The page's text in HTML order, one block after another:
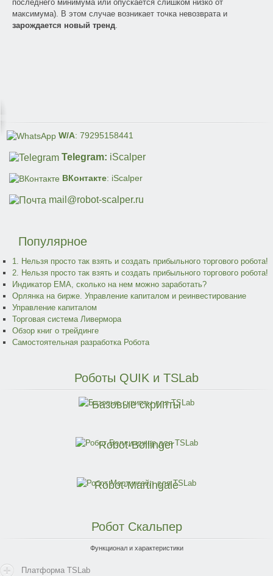
последнего минимума или опускается слишком низко от
максимума). В этом случае возникает точка невозврата и
зарождается новый тренд.
W/A: 79295158441
Telegram: iScalper
ВКонтакте: iScalper
mail@robot-scalper.ru
Популярное
1. Нельзя просто так взять и создать прибыльного торгового робота!
2. Нельзя просто так взять и создать прибыльного торгового робота!
Индикатор EMA, сколько на нем можно заработать?
Орлянка на бирже. Управление капиталом и реинвестирование
Управление капиталом
Торговая система Ливермора
Обзор книг о трейдинге
Самостоятельная разработка Робота
Роботы QUIK и TSLab
Базовые скрипты
Robot-Bollinger
Robot-Martingale
РоботСкальпер
Функционал и характеристики
Платформа TSLab